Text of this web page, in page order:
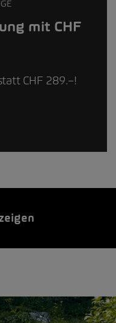
mit CHF
CHF 289.–!